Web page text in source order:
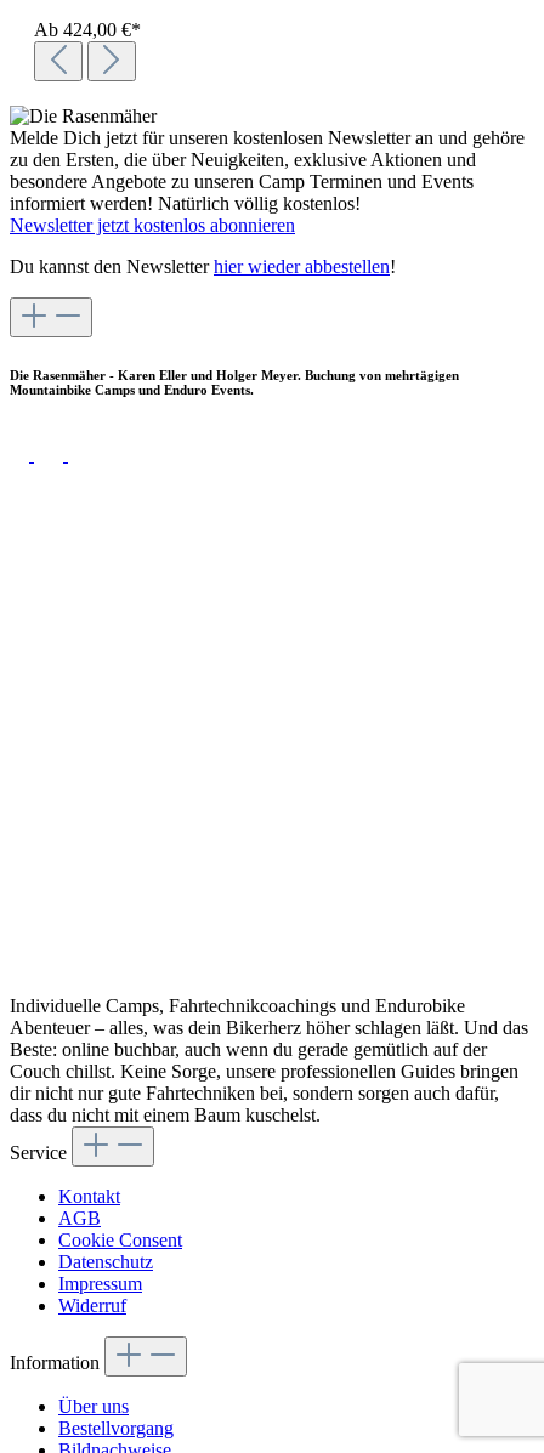
Ab 424,00 €*
Melde Dich jetzt für unseren kostenlosen Newsletter an und gehöre
zu den Ersten, die über Neuigkeiten, exklusive Aktionen und
besondere Angebote zu unseren Camp Terminen und Events
informiert werden! Natürlich völlig kostenlos!
Newsletter jetzt kostenlos abonnieren
Du kannst den Newsletterhier wieder abbestellen!
Die Rasenmäher - Karen Eller und Holger Meyer. Buchung von mehrtägigen
Mountainbike Camps und Enduro Events.
Individuelle Camps, Fahrtechnikcoachings und Endurobike
Abenteuer – alles, was dein Bikerherz höher schlagen läßt. Und das
Beste: online buchbar, auch wenn du gerade gemütlich auf der
Couch chillst. Keine Sorge, unsere professionellen Guides bringen
dir nicht nur gute Fahrtechniken bei, sondern sorgen auch dafür,
dass du nicht mit einem Baum kuschelst.
Service
Kontakt
AGB
Cookie Consent
Datenschutz
Impressum
Widerruf
Information
Über uns
Bestellvorgang